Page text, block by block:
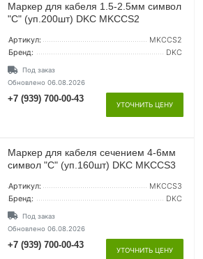
Маркер для кабеля 1.5-2.5мм символ
"C" (уп.200шт) DKC MKCCS2
Артикул:
MKCCS2
Бренд:
DKC
Под заказ
Обновлено 06.08.2026
+7 (939) 700-00-43
УТОЧНИТЬ ЦЕНУ
Маркер для кабеля сечением 4-6мм
символ "C" (уп.160шт) DKC MKCCS3
Артикул:
MKCCS3
Бренд:
DKC
Под заказ
Обновлено 06.08.2026
+7 (939) 700-00-43
УТОЧНИТЬ ЦЕНУ